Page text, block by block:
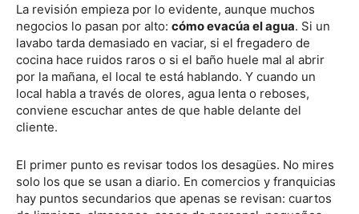
La revisión empieza por lo evidente, aunque muchos
negocios lo pasan por alto: cómo evacúa el agua. Si un
lavabo tarda demasiado en vaciar, si el fregadero de
cocina hace ruidos raros o si el baño huele mal al abrir
por la mañana, el local te está hablando. Y cuando un
local habla a través de olores, agua lenta o reboses,
conviene escuchar antes de que hable delante del
cliente.
El primer punto es revisar todos los desagües. No mires
solo los que se usan a diario. En comercios y franquicias
hay puntos secundarios que apenas se revisan: cuartos